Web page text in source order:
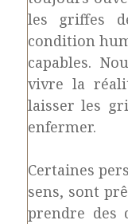
les griffes
condition
capables.
vivre la
laisser les
enfermer.
Certaines
sens, sont
prendre des